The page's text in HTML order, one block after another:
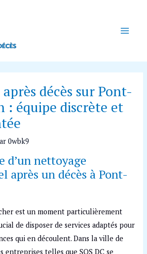
Menu
décès sur Pont-
: équipe discrète et
0wbk9
d’un nettoyage
après un décès à Pont-
est un moment particulièrement
de disposer de services adaptés pour
qui en découlent. Dans la ville de
entreprises telles que SOS DC se